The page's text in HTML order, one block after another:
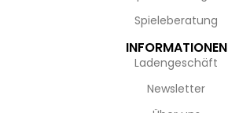
Spieleberatung
INFORMATIONEN
Ladengeschäft
Newsletter